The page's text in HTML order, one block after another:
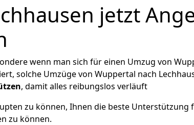
jetzt
wenn man sich für einen Umzug von
solche Umzüge von Wuppertal nach
, damit alles reibungslos verläuft
zu können, Ihnen die beste Unterstützung
zu können.